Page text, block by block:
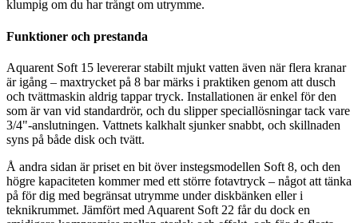
klumpig om du har trångt om utrymme.
Funktioner och prestanda
Aquarent Soft 15 levererar stabilt mjukt vatten även när flera kranar
är igång – maxtrycket på 8 bar märks i praktiken genom att dusch
och tvättmaskin aldrig tappar tryck. Installationen är enkel för den
som är van vid standardrör, och du slipper speciallösningar tack vare
3/4"-anslutningen. Vattnets kalkhalt sjunker snabbt, och skillnaden
syns på både disk och tvätt.
Å andra sidan är priset en bit över instegsmodellen Soft 8, och den
högre kapaciteten kommer med ett större fotavtryck – något att tänka
på för dig med begränsat utrymme under diskbänken eller i
teknikrummet. Jämfört med Aquarent Soft 22 får du dock en